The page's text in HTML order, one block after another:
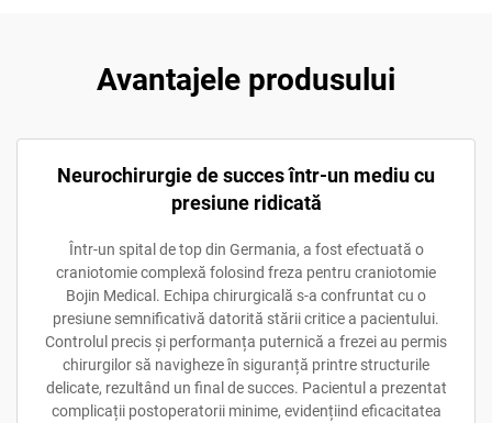
Avantajele produsului
Neurochirurgie de succes într-un mediu cu
presiune ridicată
Într-un spital de top din Germania, a fost efectuată o
craniotomie complexă folosind freza pentru craniotomie
Bojin Medical. Echipa chirurgicală s-a confruntat cu o
presiune semnificativă datorită stării critice a pacientului.
Controlul precis și performanța puternică a frezei au permis
chirurgilor să navigheze în siguranță printre structurile
delicate, rezultând un final de succes. Pacientul a prezentat
complicații postoperatorii minime, evidențiind eficacitatea